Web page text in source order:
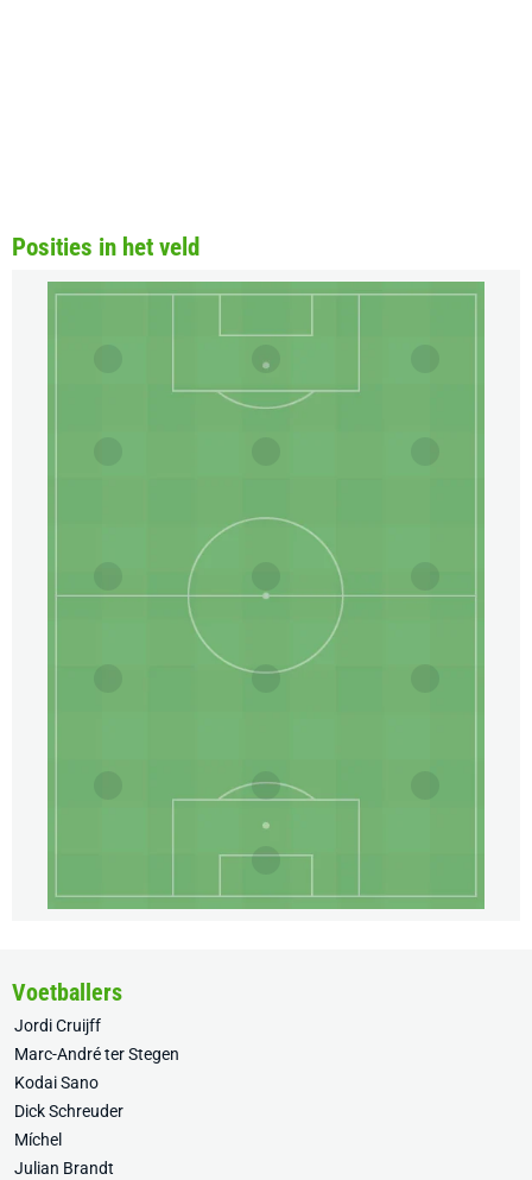
Posities in het veld
Voetballers
Jordi Cruijff
Marc-André ter Stegen
Kodai Sano
Dick Schreuder
Míchel
Julian Brandt